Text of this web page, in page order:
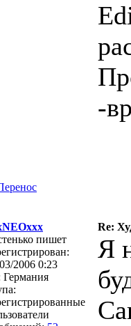
-
Re:
пишет
2006 0:23
Германия
Я